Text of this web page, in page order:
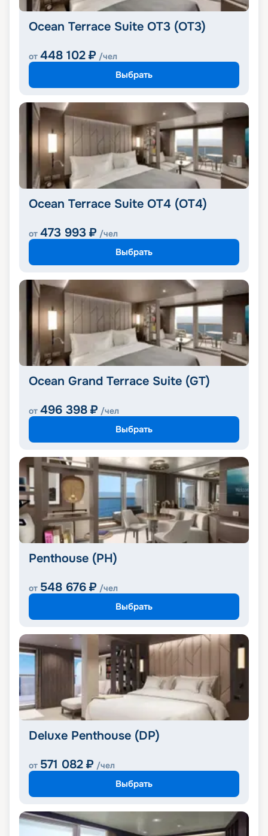
Ocean Terrace Suite OT3 (OT3)
от 448 102 ₽ /чел
Выбрать
Ocean Terrace Suite OT4 (OT4)
от 473 993 ₽ /чел
Выбрать
Ocean Grand Terrace Suite (GT)
от 496 398 ₽ /чел
Выбрать
Penthouse (PH)
от 548 676 ₽ /чел
Выбрать
Deluxe Penthouse (DP)
от 571 082 ₽ /чел
Выбрать